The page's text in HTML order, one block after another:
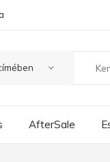
AfterSale